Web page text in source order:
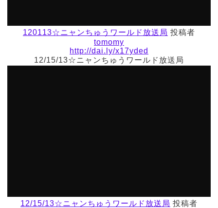
120113☆ニャンちゅうワールド放送局 投稿者
tomomy
http://dai.ly/x17yded
12/15/13☆ニャンちゅうワールド放送局
12/15/13☆ニャンちゅうワールド放送局 投稿者